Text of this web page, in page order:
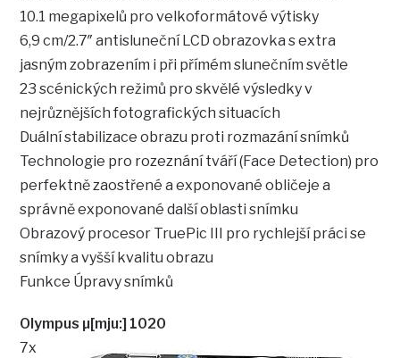
10.1 megapixelů pro velkoformátové výtisky
6,9 cm/2.7″ antisluneční LCD obrazovka s extra
jasným zobrazením i při přímém slunečním světle
23 scénických režimů pro skvělé výsledky v
nejrůznějších fotografických situacích
Duální stabilizace obrazu proti rozmazání snímků
Technologie pro rozeznání tváří (Face Detection) pro
perfektně zaostřené a exponované obličeje a
správně exponované další oblasti snímku
Obrazový procesor TruePic III pro rychlejší práci se
snímky a vyšší kvalitu obrazu
Funkce Úpravy snímků
Olympus µ[mju:] 1020
7x